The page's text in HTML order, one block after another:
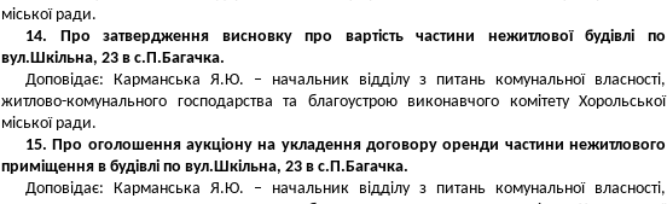
міської ради.
14. Про затвердження висновку про вартість частини нежитлової будівлі по
вул.Шкільна, 23 в с.П.Багачка.
Доповідає: Карманська Я.Ю. – начальник відділу з питань комунальної власності,
житлово-комунального господарства та благоустрою виконавчого комітету Хорольської
міської ради.
15. Про оголошення аукціону на укладення договору оренди частини нежитлового
приміщення в будівлі по вул.Шкільна, 23 в с.П.Багачка.
Доповідає: Карманська Я.Ю. – начальник відділу з питань комунальної власності,